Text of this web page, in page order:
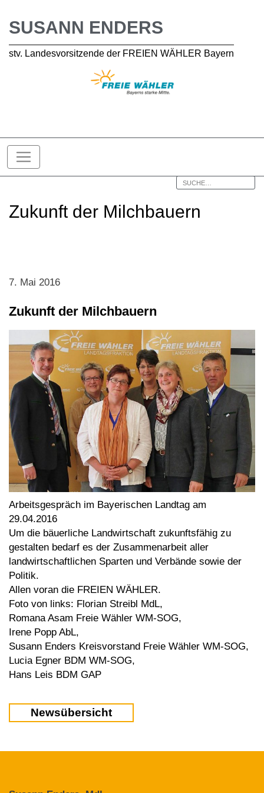
SUSANN ENDERS
stv. Landesvorsitzende der FREIEN WÄHLER Bayern
Zukunft der Milchbauern
7. Mai 2016
Zukunft der Milchbauern
Arbeitsgespräch im Bayerischen Landtag am
29.04.2016
Um die bäuerliche Landwirtschaft zukunftsfähig zu
gestalten bedarf es der Zusammenarbeit aller
landwirtschaftlichen Sparten und Verbände sowie der
Politik.
Allen voran die FREIEN WÄHLER.
Foto von links: Florian Streibl MdL,
Romana Asam Freie Wähler WM-SOG,
Irene Popp AbL,
Susann Enders Kreisvorstand Freie Wähler WM-SOG,
Lucia Egner BDM WM-SOG,
Hans Leis BDM GAP
Newsübersicht